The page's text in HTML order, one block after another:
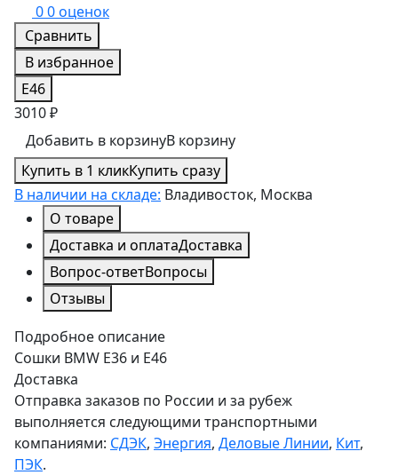
00 оценок
Сравнить
В избранное
E46
3010 ₽
Добавить в корзинуВ корзину
Купить в 1 кликКупить сразу
В наличии на складе: Владивосток, Москва
О товаре
Доставка и оплатаДоставка
Вопрос-ответВопросы
Отзывы
Подробное описание
Сошки BMW E36 и E46
Доставка
Отправка заказов по России и за рубеж
выполняется следующими транспортными
компаниями: СДЭК, Энергия, Деловые Линии, Кит,
ПЭК.